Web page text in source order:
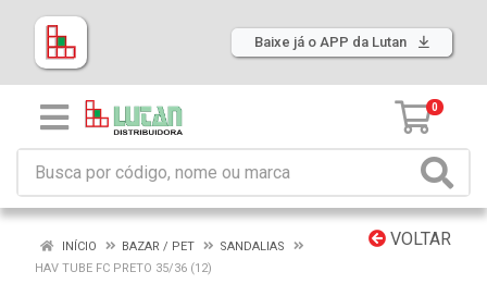
Baixe já o APP da Lutan
0
VOLTAR
INÍCIO BAZAR / PET
SANDALIAS
HAV TUBE FC PRETO 35/36 (12)